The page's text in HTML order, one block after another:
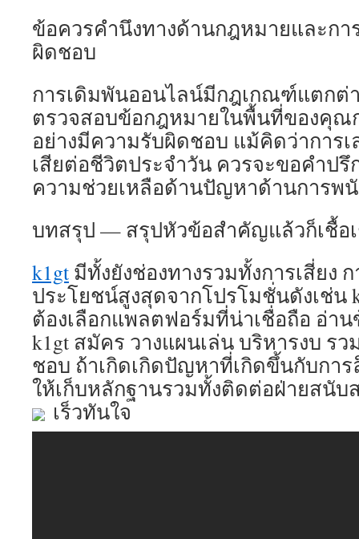
ข้อควรคำนึงทางด้านกฎหมายและกา
ผิดชอบ
การเดิมพันออนไลน์มีกฎเกณฑ์แตกต่
ตรวจสอบข้อกฎหมายในพื้นที่ของคุณ
อย่างมีความรับผิดชอบ แม้คิดว่าการเ
เสียต่อชีวิตประจำวัน ควรจะขอคำปรึ
ความช่วยเหลือด้านปัญหาด้านการพ
บทสรุป — สรุปหัวข้อสำคัญแล้วก็เชื้อ
k1gt มีทั้งยังช่องทางรวมทั้งการเสี่ยง
ประโยชน์สูงสุดจากโปรโมชั่นดังเช่น
ต้องเลือกแพลตฟอร์มที่น่าเชื่อถือ อ่า
k1gt สมัคร วางแผนเล่น บริหารงบ ร
ชอบ ถ้าเกิดเกิดปัญหาที่เกิดขึ้นกับกา
ให้เก็บหลักฐานรวมทั้งติดต่อฝ่ายสนับ
เร็วทันใจ